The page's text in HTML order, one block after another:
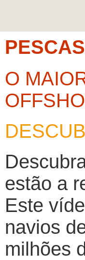
PESCAS
O
estão a
Este
navios
milhões